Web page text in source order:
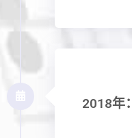
2018年